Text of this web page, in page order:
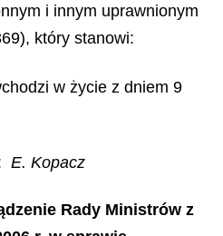
i innym uprawnionym
który stanowi:
w życie z dniem 9
E. Kopacz
Rady Ministrów z